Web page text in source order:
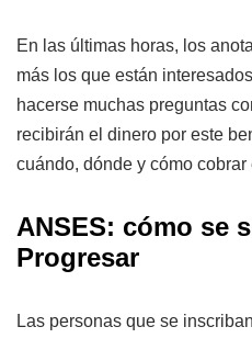
En las últimas horas, los
más los que están
hacerse muchas preguntas
recibirán el dinero por este
cuándo, dónde y cómo cobrar
ANSES: cómo se
Progresar
Las personas que se